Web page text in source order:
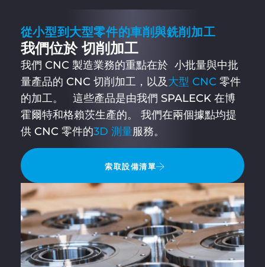
從小型到大型零件的車削與銑削加工
我們位於 切削加工
我們 CNC 製造業務的重點在於 小批量與中批
量產品的 CNC 切削加工，以及大型 CNC 零件
的加工。 這些產品是由我們 SPALECK 在博
霍爾特和格賴茨生產的。 我們在兩個據點均提
供 CNC 零件的3D 測量服務。
索取設備清單